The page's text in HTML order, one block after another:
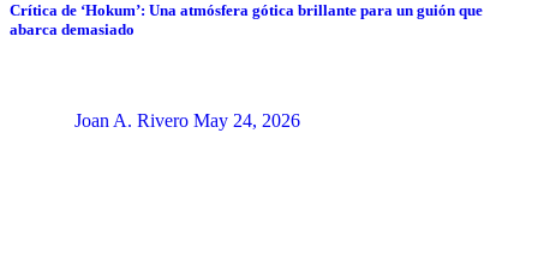
Crítica de ‘Hokum’: Una atmósfera gótica brillante para un guión que
abarca demasiado
Joan A. Rivero May 24, 2026